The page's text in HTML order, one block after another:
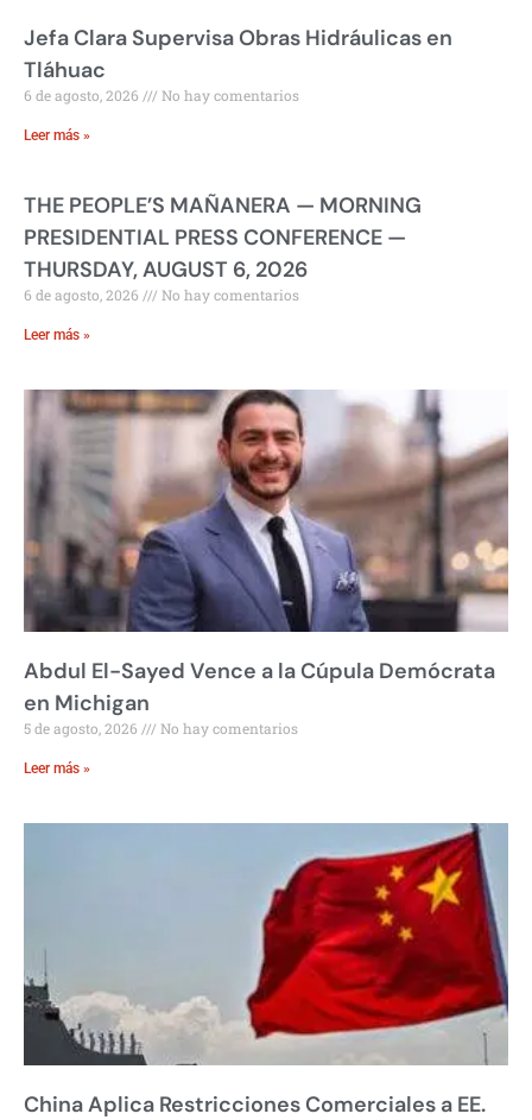
Jefa Clara Supervisa Obras Hidráulicas en
Tláhuac
6 de agosto, 2026 No hay comentarios
Leer más »
THE PEOPLE’S MAÑANERA — MORNING
PRESIDENTIAL PRESS CONFERENCE —
THURSDAY, AUGUST 6, 2026
6 de agosto, 2026 No hay comentarios
Leer más »
Abdul El-Sayed Vence a la Cúpula Demócrata
en Michigan
5 de agosto, 2026 No hay comentarios
Leer más »
China Aplica Restricciones Comerciales a EE.